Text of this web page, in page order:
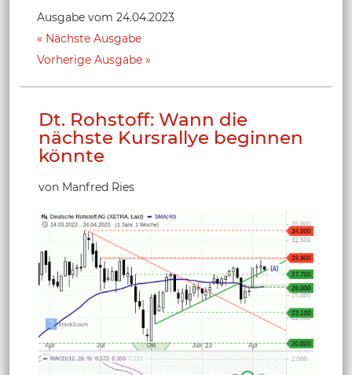
Ausgabe vom 24.04.2023
Nächste Ausgabe
Vorherige Ausgabe
Dt. Rohstoff: Wann die
nächste Kursrallye beginnen
könnte
von Manfred Ries